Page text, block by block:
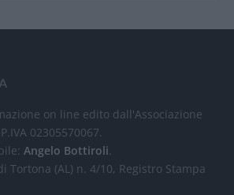
on line edito dall'Associazione
02305570067.
Angelo Bottiroli.
Tortona (AL) n. 4/10, Registro Stampa